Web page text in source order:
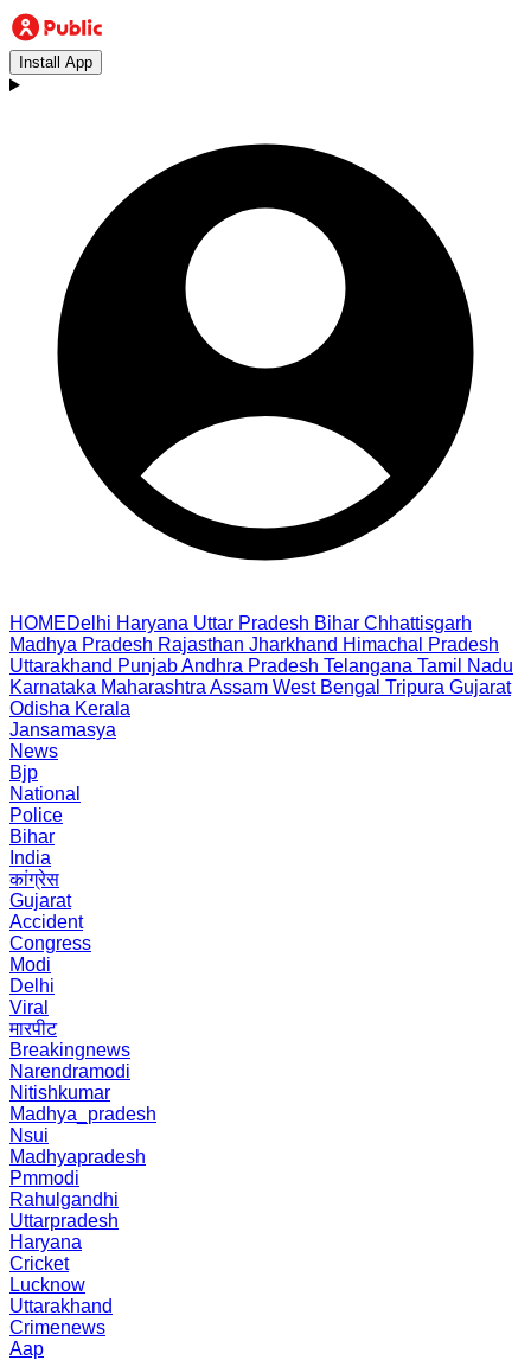
Install App
HOMEDelhi Haryana Uttar Pradesh Bihar Chhattisgarh
Madhya Pradesh Rajasthan Jharkhand Himachal Pradesh
Uttarakhand PunjabAndhra Pradesh Telangana Tamil Nadu
Karnataka Maharashtra Assam West Bengal Tripura Gujarat
Odisha Kerala
Jansamasya
News
Bjp
National
Police
Bihar
India
कांग्रेस
Gujarat
Accident
Congress
Modi
Delhi
Viral
मारपीट
Breakingnews
Narendramodi
Nitishkumar
Madhya_pradesh
Nsui
Madhyapradesh
Pmmodi
Rahulgandhi
Uttarpradesh
Haryana
Cricket
Lucknow
Uttarakhand
Crimenews
Aap